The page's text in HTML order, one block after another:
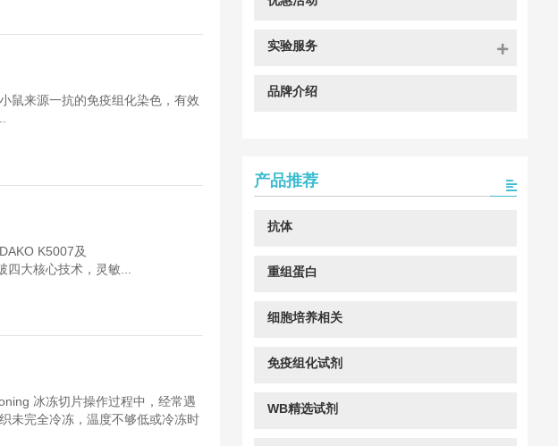
鼠来源一抗的免疫组化染色，有效
K5007及
大核心技术，灵敏...
冰冻切片操作过程中，经常遇
未完全冷冻，温度不够低或冷冻时
实验服务
品牌介绍
产品推荐
抗体
重组蛋白
细胞培养相关
免疫组化试剂
WB精选试剂